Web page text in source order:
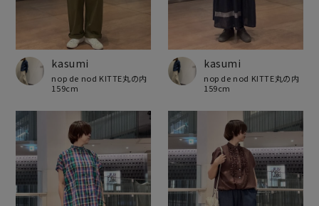
kasumi
nop de nod KITTE丸の内
159cm
kasumi
nop de nod KITTE丸の内
159cm